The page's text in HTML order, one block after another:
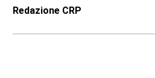
Redazione CRP